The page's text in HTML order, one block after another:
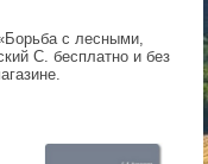
с лесными,
С. бесплатно и без